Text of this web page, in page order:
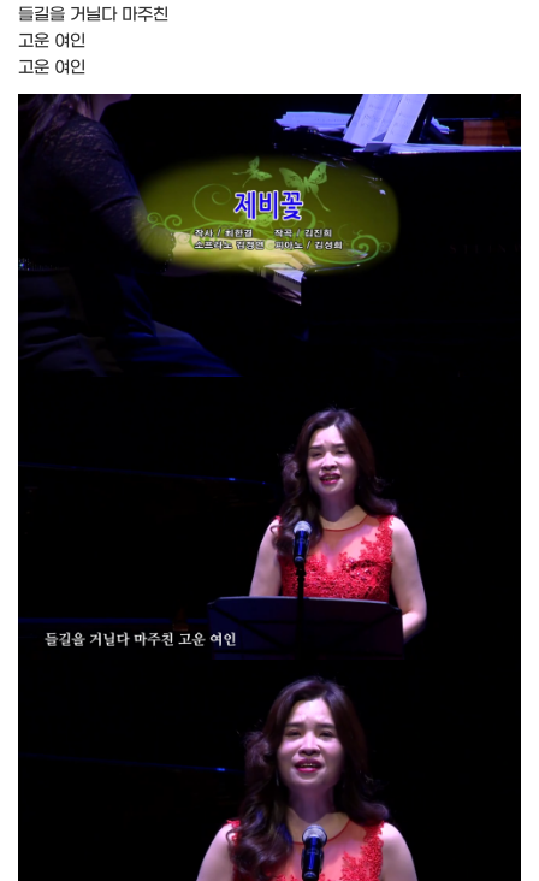
들길을 거닐다 마주친
고운 여인
고운 여인